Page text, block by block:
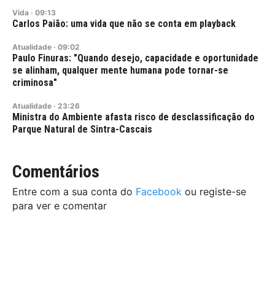
Vida · 09:13
Carlos Paião: uma vida que não se conta em playback
Atualidade · 09:02
Paulo Finuras: "Quando desejo, capacidade e oportunidade
se alinham, qualquer mente humana pode tornar-se
criminosa"
Atualidade · 23:26
Ministra do Ambiente afasta risco de desclassificação do
Parque Natural de Sintra-Cascais
Comentários
Entre com a sua conta do Facebook ou registe-se
para ver e comentar